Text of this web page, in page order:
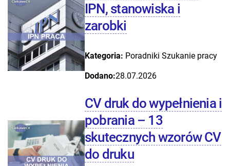
IPN, stanowiska i
zarobki
Kategoria: Poradniki Szukanie pracy
Dodano:28.07.2026
CV druk do wypełnienia i
pobrania – 13
skutecznych wzorów CV
do druku